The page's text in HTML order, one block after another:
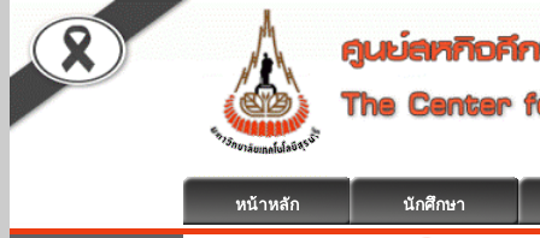
หน้าหลัก นักศึกษา